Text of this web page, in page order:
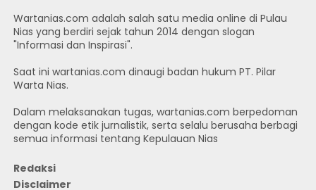
Wartanias.com adalah salah satu media online di Pulau
Nias yang berdiri sejak tahun 2014 dengan slogan
"Informasi dan Inspirasi".
Saat ini wartanias.com dinaugi badan hukum PT. Pilar
Warta Nias.
Dalam melaksanakan tugas, wartanias.com berpedoman
dengan kode etik jurnalistik, serta selalu berusaha berbagi
semua informasi tentang Kepulauan Nias
Redaksi
Disclaimer